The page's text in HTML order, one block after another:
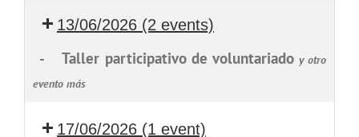
13/06/2026 (2 events)
- Taller participativo de voluntariado y otro
evento más
17/06/2026 (1 event)